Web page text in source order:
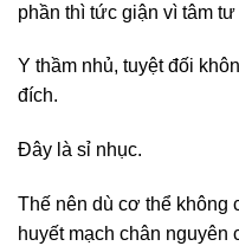
phần thì tức giận vì tâm
Y thầm nhủ, tuyệt đối
đích.
Đây là sỉ nhục.
Thế nên dù cơ thể không
huyết mạch chân nguyên